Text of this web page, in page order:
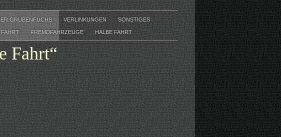
GRUBENFUCHS VERLINKUNGEN SONSTIGES
FAHRT FREMDFAHRZEUGE HALBE FAHRT
Fahrt“